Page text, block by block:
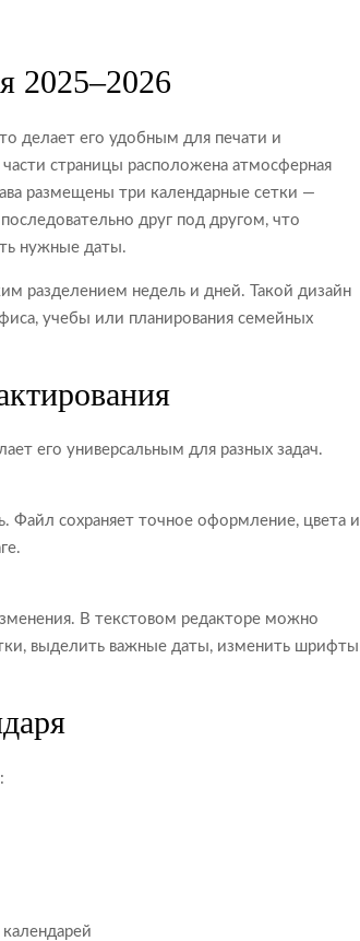
2025–2026
делает его удобным для печати и
страницы расположена атмосферная
размещены три календарные сетки —
друг под другом, что
нужные даты.
разделением недель и дней. Такой дизайн
учебы или планирования семейных
его универсальным для разных задач.
Файл сохраняет точное оформление, цвета и
В текстовом редакторе можно
выделить важные даты, изменить шрифты